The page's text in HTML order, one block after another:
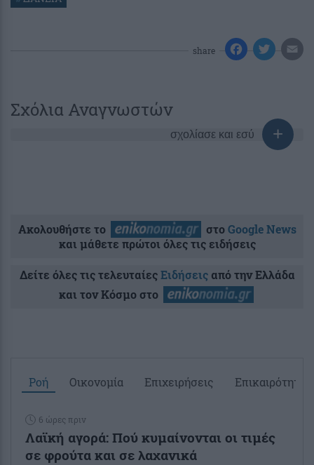
share
Σχόλια Αναγνωστών
σχολίασε και εσύ
Ακολουθήστε το στοGoogle News
και μάθετε πρώτοι όλες τις ειδήσεις
Δείτε όλες τις τελευταίεςΕιδήσειςαπό την Ελλάδα
και τον Κόσμο στο
Ροή Οικονομία Επιχειρήσεις Επικαιρότητα
6 ώρες πριν
Λαϊκή αγορά: Πού κυμαίνονται οι τιμές
σε φρούτα και σε λαχανικά